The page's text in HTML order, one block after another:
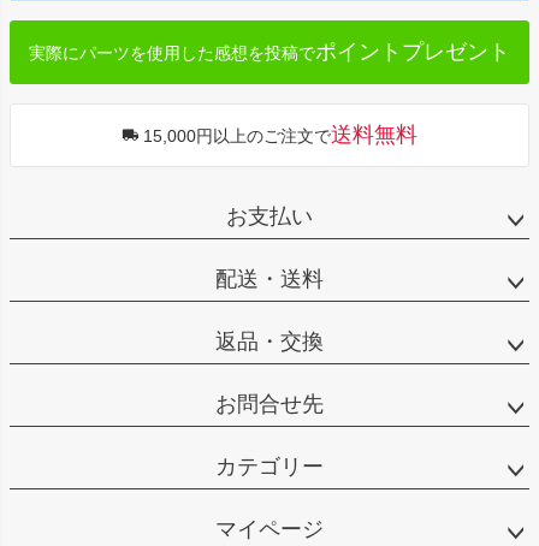
へ
実際にパーツを使用した感想を投稿でポイントプレゼント
15,000円以上のご注文で送料無料
お支払い
配送・送料
返品・交換
お問合せ先
カテゴリー
マイページ